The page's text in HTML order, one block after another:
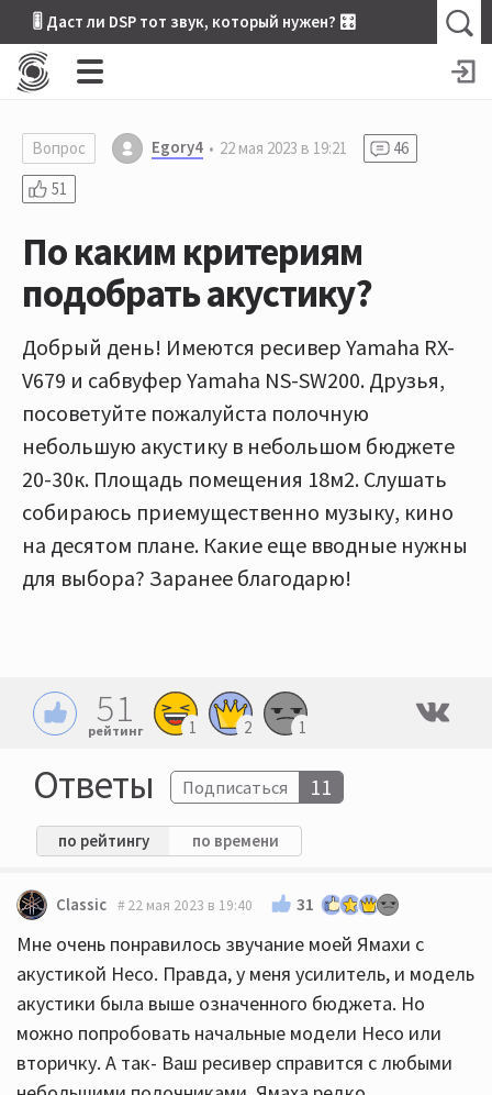
🎚 Даст ли DSP тот звук, который нужен? 🎛
Вопрос Egory4 22 мая 2023 в 19:21
46
51
По каким критериям
подобрать акустику?
Добрый день! Имеются ресивер Yamaha RX-
V679 и сабвуфер Yamaha NS-SW200. Друзья,
посоветуйте пожалуйста полочную
небольшую акустику в небольшом бюджете
20-30к. Площадь помещения 18м2. Слушать
собираюсь приемущественно музыку, кино
на десятом плане. Какие еще вводные нужны
для выбора? Заранее благодарю!
51
рейтинг 1 2 1
Ответы Подписаться 11
по рейтингу по времени
Classic 22 мая 2023 в 19:40 31
Мне очень понравилось звучание моей Ямахи с
акустикой Heco. Правда, у меня усилитель, и модель
акустики была выше означенного бюджета. Но
можно попробовать начальные модели Heco или
вторичку. А так- Ваш ресивер справится с любыми